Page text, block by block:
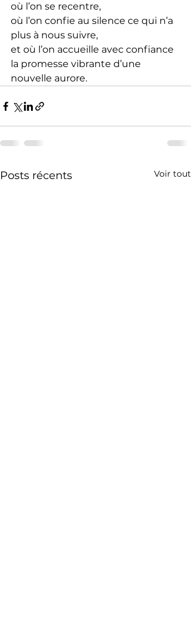
où l’on se recentre,
où l’on confie au silence ce qui n’a
plus à nous suivre,
et où l’on accueille avec confiance
la promesse vibrante d’une
nouvelle aurore.
Posts récents Voir tout